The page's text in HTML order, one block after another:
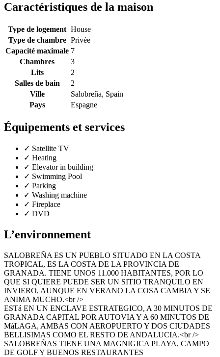
Caractéristiques de la maison
Type de logement House
Type de chambre Privée
Capacité maximale 7
Chambres
3
Lits
2
Salles de bain
2
Ville
Salobreña, Spain
Pays
Espagne
Équipements et services
✓ Satellite TV
✓ Heating
✓ Elevator in building
✓ Swimming Pool
✓ Parking
✓ Washing machine
✓ Fireplace
✓ DVD
L’environnement
SALOBREÑA ES UN PUEBLO SITUADO EN LA COSTA
TROPICAL, ES LA COSTA DE LA PROVINCIA DE
GRANADA. TIENE UNOS 11.000 HABITANTES, POR LO
QUE SI QUIERE PUEDE SER UN SITIO TRANQUILO EN
INVIERO, AUNQUE EN VERANO LA COSA CAMBIA Y SE
ANIMA MUCHO.<br />
ESTá EN UN ENCLAVE ESTRATEGICO, A 30 MINUTOS DE
GRANADA CAPITAL POR AUTOVIA Y A 60 MINUTOS DE
MáLAGA, AMBAS CON AEROPUERTO Y DOS CIUDADES
BELLISIMAS COMO EL RESTO DE ANDALUCIA.<br />
SALOBREÑAS TIENE UNA MAGNIGICA PLAYA, CAMPO
DE GOLF Y BUENOS RESTAURANTES